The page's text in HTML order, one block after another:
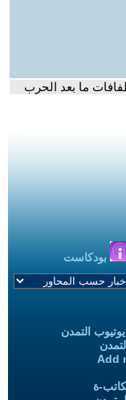
ما بعد الحرب
بودكاست
التمدن
Add
ة